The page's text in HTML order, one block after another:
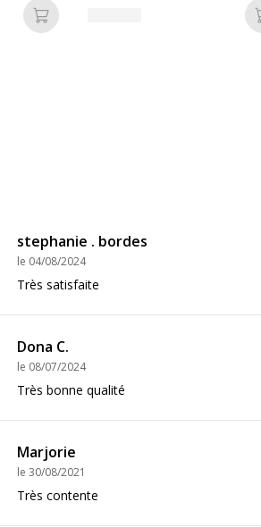
Ajouter au panier
stephanie . bordes
le 04/08/2024
Très satisfaite
Dona C.
le 08/07/2024
Très bonne qualité
Marjorie
le 30/08/2021
Très contente